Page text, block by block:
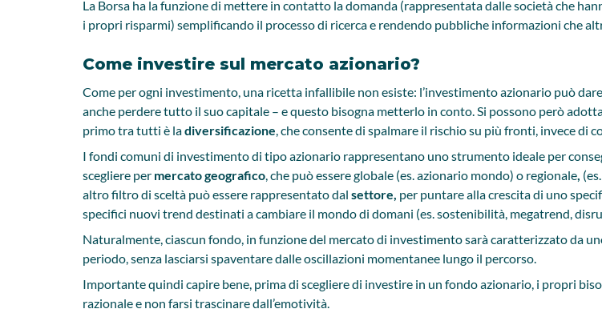
La Borsa ha la funzione di mettere in contatto la domanda (rappresentata dalle società che
i propri risparmi) semplificando il processo di ricerca e rendendo pubbliche informazioni che
Come investire sul mercato azionario?
Come per ogni investimento, una ricetta infallibile non esiste: l’investimento azionario può
anche perdere tutto il suo capitale – e questo bisogna metterlo in conto. Si possono però
primo tra tutti è ladiversificazione, che consente di spalmare il rischio su più fronti, invece
I fondi comuni di investimento di tipo azionario rappresentano uno strumento ideale per
scegliere per mercato geografico, che può essereglobale (es. azionario mondo) o regionale,
altro filtro di sceltà può essere rappresentato dal settore, per puntare alla crescita di uno
specifici nuovi trend destinati a cambiare il mondo di domani (es. sostenibilità, megatrend,
Naturalmente, ciascun fondo, in funzione del mercato di investimento sarà caratterizzato da
periodo, senza lasciarsi spaventare dalle oscillazioni momentanee lungo il percorso.
Importante quindi capire bene, prima di scegliere di investire in un fondo azionario, i propri
razionale e non farsi trascinare dall’emotività.